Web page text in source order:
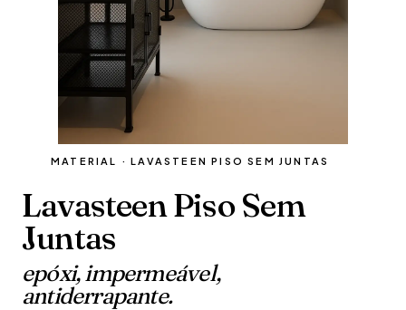
MATERIAL · LAVASTEEN PISO SEM JUNTAS
Lavasteen Piso Sem
Juntas
epóxi, impermeável,
antiderrapante.